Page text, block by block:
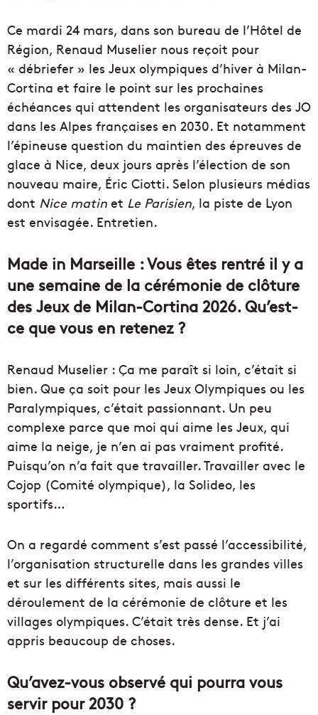
Ce mardi 24 mars, dans son bureau de l’Hôtel de
Région, Renaud Muselier nous reçoit pour
« débriefer » les Jeux olympiques d’hiver à Milan-
Cortina et faire le point sur les prochaines
échéances qui attendent les organisateurs des JO
dans les Alpes françaises en 2030. Et notamment
l’épineuse question du maintien des épreuves de
glace à Nice, deux jours après l’élection de son
nouveau maire, Éric Ciotti. Selon plusieurs médias
dont Nice matin et Le Parisien, la piste de Lyon
est envisagée. Entretien.
Made in Marseille : Vous êtes rentré il y a
une semaine de la cérémonie de clôture
des Jeux de Milan-Cortina 2026. Qu’est-
ce que vous en retenez ?
Renaud Muselier : Ça me paraît si loin, c’était si
bien. Que ça soit pour les Jeux Olympiques ou les
Paralympiques, c’était passionnant. Un peu
complexe parce que moi qui aime les Jeux, qui
aime la neige, je n’en ai pas vraiment profité.
Puisqu’on n’a fait que travailler. Travailler avec le
Cojop (Comité olympique), la Solideo, les
sportifs…
On a regardé comment s’est passé l’accessibilité,
l’organisation structurelle dans les grandes villes
et sur les différents sites, mais aussi le
déroulement de la cérémonie de clôture et les
villages olympiques. C’était très dense. Et j’ai
appris beaucoup de choses.
Qu’avez-vous observé qui pourra vous
servir pour 2030 ?